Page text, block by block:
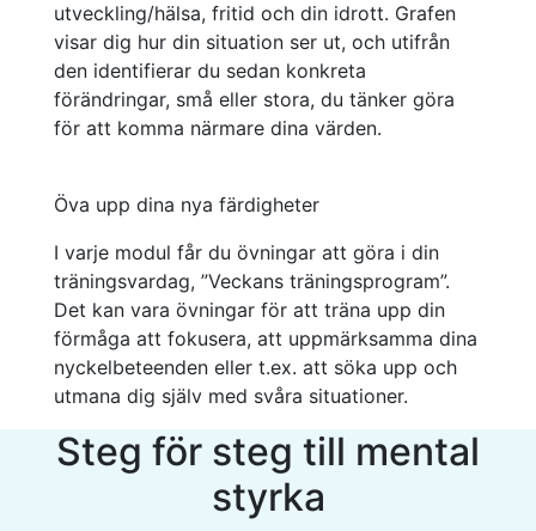
utveckling/hälsa, fritid och din idrott. Grafen
visar dig hur din situation ser ut, och utifrån
den identifierar du sedan konkreta
förändringar, små eller stora, du tänker göra
för att komma närmare dina värden.
Öva upp dina nya färdigheter
I varje modul får du övningar att göra i din
träningsvardag, ”Veckans träningsprogram”.
Det kan vara övningar för att träna upp din
förmåga att fokusera, att uppmärksamma dina
nyckelbeteenden eller t.ex. att söka upp och
utmana dig själv med svåra situationer.
Steg för steg till mental
styrka